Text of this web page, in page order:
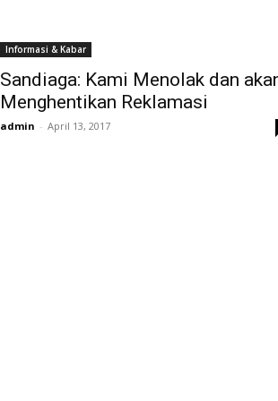
Informasi & Kabar
Sandiaga: Kami Menolak dan
Menghentikan Reklamasi
admin - April 13, 2017